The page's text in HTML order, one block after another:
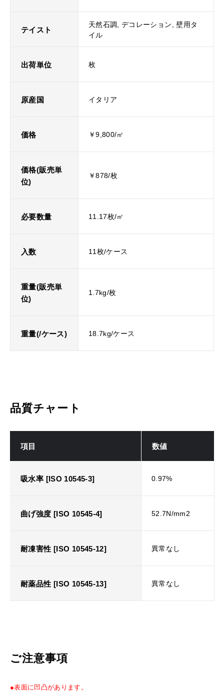
テイスト
天然石調, デコレーション, 壁用タ
イル
出荷単位 枚
原産国 イタリア
価格 ￥9,800/㎡
価格(販売単
位)
￥878/枚
必要数量 11.17枚/㎡
入数 11枚/ケース
重量(販売単
位)
1.7kg/枚
重量(/ケース) 18.7kg/ケース
品質チャート
項目 数値
吸水率 [ISO 10545-3] 0.97%
曲げ強度 [ISO 10545-4] 52.7N/mm2
耐凍害性 [ISO 10545-12] 異常なし
耐薬品性 [ISO 10545-13] 異常なし
ご注意事項
●表面に凹凸があります。